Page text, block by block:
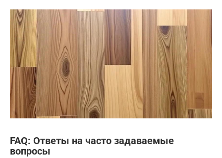
FAQ: Ответы на часто задаваемые
вопросы